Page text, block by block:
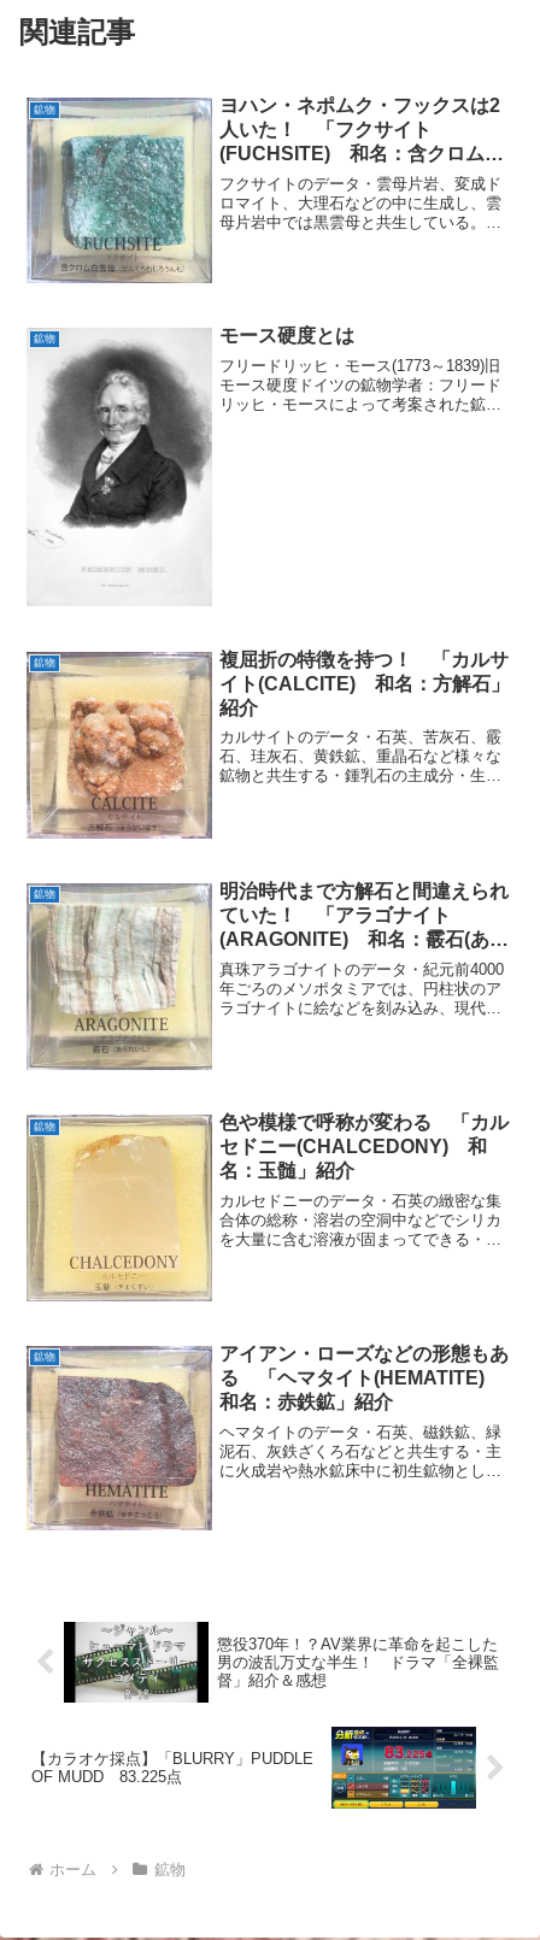
関連記事
鉱物
ヨハン・ネポムク・フックスは2
人いた！ 「フクサイト
(FUCHSITE) 和名：含クロム白
雲母」紹介
フクサイトのデータ・雲母片岩、変成ド
ロマイト、大理石などの中に生成し、雲
母片岩中では黒雲母と共生している。・
鉱物 モース硬度とは
フリードリッヒ・モース(1773～1839)旧
モース硬度ドイツの鉱物学者：フリード
リッヒ・モースによって考案された鉱物
鉱物
複屈折の特徴を持つ！ 「カルサ
イト(CALCITE) 和名：方解石」
紹介
カルサイトのデータ・石英、苦灰石、霰
石、珪灰石、黄鉄鉱、重晶石など様々な
鉱物と共生する・鍾乳石の主成分・生石
鉱物
明治時代まで方解石と間違えられ
ていた！ 「アラゴナイト
(ARAGONITE) 和名：霰石(あら
れいし)」紹介
真珠アラゴナイトのデータ・紀元前4000
年ごろのメソポタミアでは、円柱状のア
ラゴナイトに絵などを刻み込み、現代の
鉱物
色や模様で呼称が変わる 「カル
セドニー(CHALCEDONY) 和
名：玉髄」紹介
カルセドニーのデータ・石英の緻密な集
合体の総称・溶岩の空洞中などでシリカ
を大量に含む溶液が固まってできる・貝
鉱物
アイアン・ローズなどの形態もあ
る 「ヘマタイト(HEMATITE)
和名：赤鉄鉱」紹介
ヘマタイトのデータ・石英、磁鉄鉱、緑
泥石、灰鉄ざくろ石などと共生する・主
に火成岩や熱水鉱床中に初生鉱物として
懲役370年！？AV業界に革命を起こした
男の波乱万丈な半生！ ドラマ「全裸監
督」紹介＆感想
【カラオケ採点】「BLURRY」PUDDLE
OF MUDD 83.225点
ホーム 鉱物